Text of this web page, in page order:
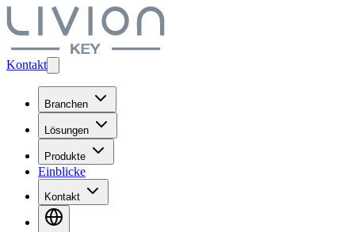
Kontakt
Branchen
Lösungen
Produkte
Einblicke
Kontakt